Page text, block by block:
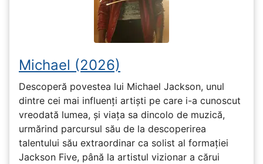
Michael (2026)
Descoperă povestea lui Michael Jackson, unul
dintre cei mai influenți artiști pe care i-a cunoscut
vreodată lumea, și viața sa dincolo de muzică,
urmărind parcursul său de la descoperirea
talentului său extraordinar ca solist al formației
Jackson Five, până la artistul vizionar a cărui